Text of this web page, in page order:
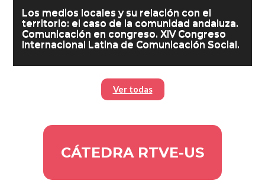
Los medios locales y su relación con el
territorio: el caso de la comunidad andaluza.
Comunicación en congreso. XIV Congreso
Internacional Latina de Comunicación Social.
Ver todas
CÁTEDRA RTVE-US